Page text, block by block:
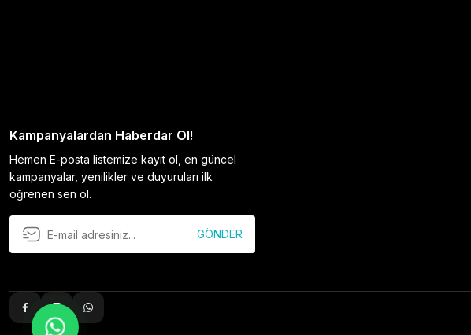
Kampanyalardan Haberdar Ol!
Hemen E-posta listemize kayıt ol, en güncel
kampanyalar, yenilikler ve duyuruları ilk
öğrenen sen ol.
GÖNDER